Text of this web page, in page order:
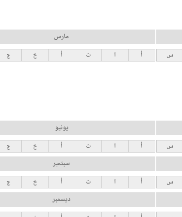
س
مارس
أ ا ث أ خ ج
س
يونيو
أ ا ث أ خ ج
س
سبتمبر
أ ا ث أ خ ج
ديسمبر